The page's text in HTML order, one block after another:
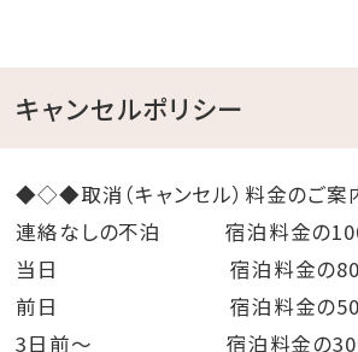
ホテルアクアチッタナハ
シースループールと朝食が人気の癒
HOTEL SANSUI NAHA 琉球温泉
天然温泉とシースループールを備え
ホテル
キャンセルポリシー
◆◇◆取消（キャンセル）料金のご
連絡なしの不泊 宿泊料金の
当日 宿泊料金の
前日 宿泊料金の
3日前～ 宿泊料金の